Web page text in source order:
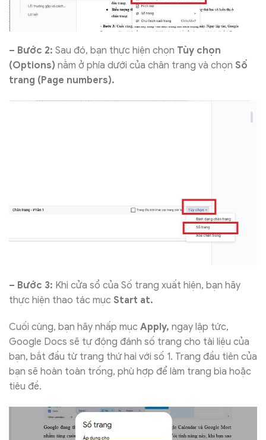
– Bước 2: Sau đó, bạn thực hiện chọn Tùy chọn
(Options) nằm ở phía dưới của chân trang và chọn Số
trang (Page numbers).
– Bước 3: Khi cửa sổ của Số trang xuất hiện, bạn hãy
thực hiện thao tác mục Start at.
Cuối cùng, bạn hãy nhấp mục Apply, ngay lập tức,
Google Docs sẽ tự động đánh số trang cho tài liệu của
bạn, bắt đầu từ trang thứ hai với số 1. Trang đầu tiên của
bạn sẽ hoàn toàn trống, phù hợp để làm trang bìa hoặc
tiêu đề.